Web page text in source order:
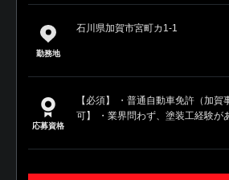
勤務地
石川県加賀市宮町カ1-1
応募資格
【必須】 ・普通自動車免許（加
可】 ・業界問わず、塗装工経験が